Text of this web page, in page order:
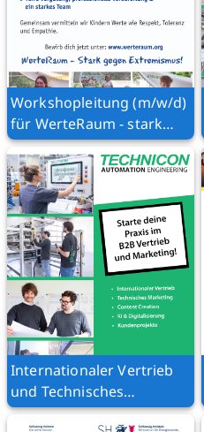
Workshopleitung (m/w/d)
für WerteRaum - stark
gegen Extremismus! 2026
Internationaler Vertrieb
und Technisches
Marketing